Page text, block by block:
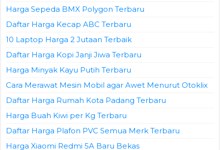
Harga Sepeda BMX Polygon Terbaru
Daftar Harga Kecap ABC Terbaru
10 Laptop Harga 2 Jutaan Terbaik
Daftar Harga Kopi Janji Jiwa Terbaru
Harga Minyak Kayu Putih Terbaru
Cara Merawat Mesin Mobil agar Awet Menurut Otoklix
Daftar Harga Rumah Kota Padang Terbaru
Harga Buah Kiwi per Kg Terbaru
Daftar Harga Plafon PVC Semua Merk Terbaru
Harga Xiaomi Redmi 5A Baru Bekas